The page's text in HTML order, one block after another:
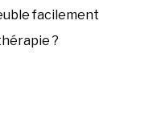
facilement
?